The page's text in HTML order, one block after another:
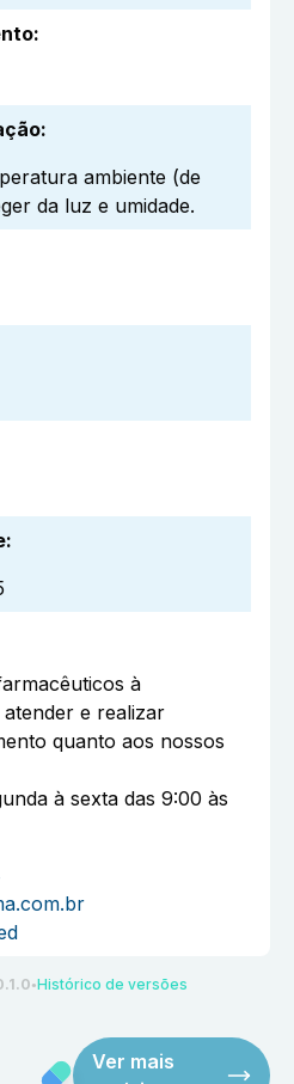
:
:
ambiente (de
da luz e umidade.
:
à
e realizar
quanto aos nossos
à sexta das 9:00 às
●Histórico de versões
Ver mais